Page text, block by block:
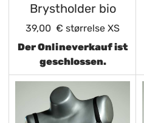
Brystholder bio
39,00 € størrelse XS
Der Onlineverkauf ist
geschlossen.